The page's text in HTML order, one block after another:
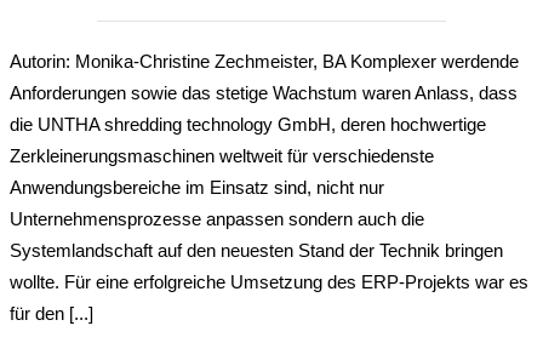
Autorin: Monika-Christine Zechmeister, BA Komplexer werdende
Anforderungen sowie das stetige Wachstum waren Anlass, dass
die UNTHA shredding technology GmbH, deren hochwertige
Zerkleinerungsmaschinen weltweit für verschiedenste
Anwendungsbereiche im Einsatz sind, nicht nur
Unternehmensprozesse anpassen sondern auch die
Systemlandschaft auf den neuesten Stand der Technik bringen
wollte. Für eine erfolgreiche Umsetzung des ERP-Projekts war es
für den [...]